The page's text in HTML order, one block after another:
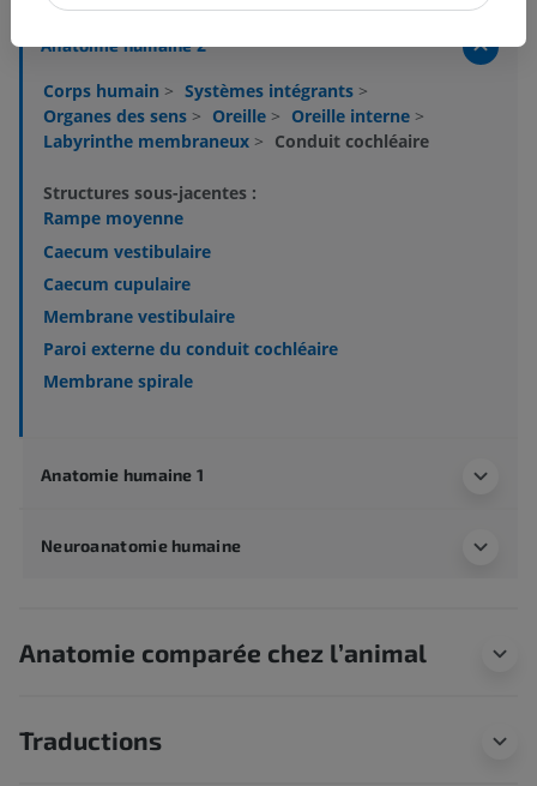
Anatomie humaine 2
Corps humain > Systèmes intégrants >
Organes des sens > Oreille > Oreille interne >
Labyrinthe membraneux > Conduit cochléaire
Structures sous-jacentes :
Rampe moyenne
Caecum vestibulaire
Caecum cupulaire
Membrane vestibulaire
Paroi externe du conduit cochléaire
Membrane spirale
Anatomie humaine 1
Neuroanatomie humaine
Anatomie comparée chez l’animal
Traductions